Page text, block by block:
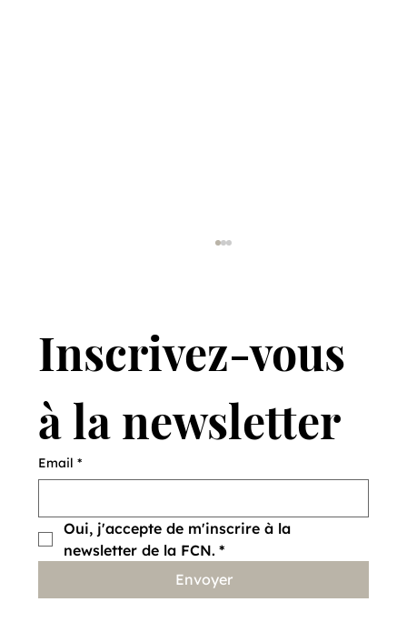
Vendre des lièvres pour en sauver
d'autres
Inscrivez-vous
à la newsletter
Email *
Oui, j'accepte de m'inscrire à la
newsletter de la FCN. *
Envoyer